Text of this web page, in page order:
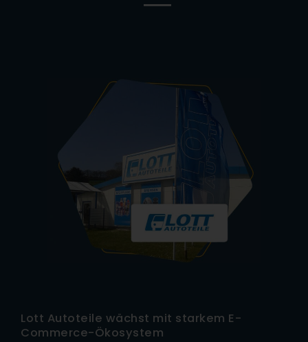
Lott Autoteile wächst mit starkem E-
Commerce-Ökosystem